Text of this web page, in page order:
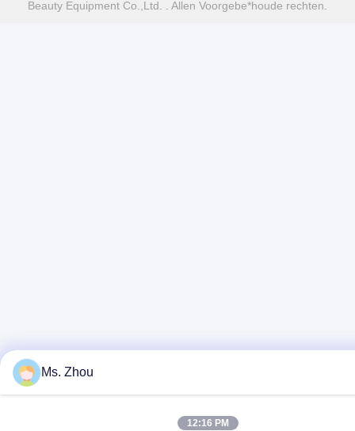
Beauty Equipment Co.,Ltd. . Allen Voorgebe*houde rechten.
Ms. Zhou
12:16 PM